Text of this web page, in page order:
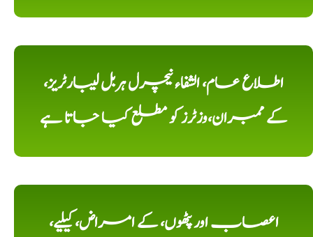
اطلاع عام، الشفاء نیچرل ہربل لیبارٹریز،
کے ممبران،وزٹرز کو مطلع کیا جاتا ہے
اعصاب اور پٹھوں، کے امراض، کیلیے،